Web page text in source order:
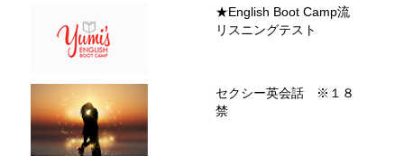
★English Boot Camp流
リスニングテスト
セクシー英会話 ※１８
禁